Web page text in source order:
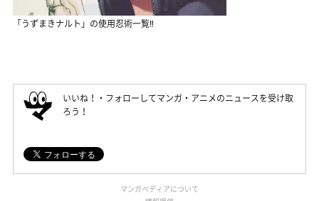
「うずまきナルト」の使用忍術一覧‼
いいね！・フォローしてマンガ・アニメのニュースを受け取
ろう！
マンガペディアについて